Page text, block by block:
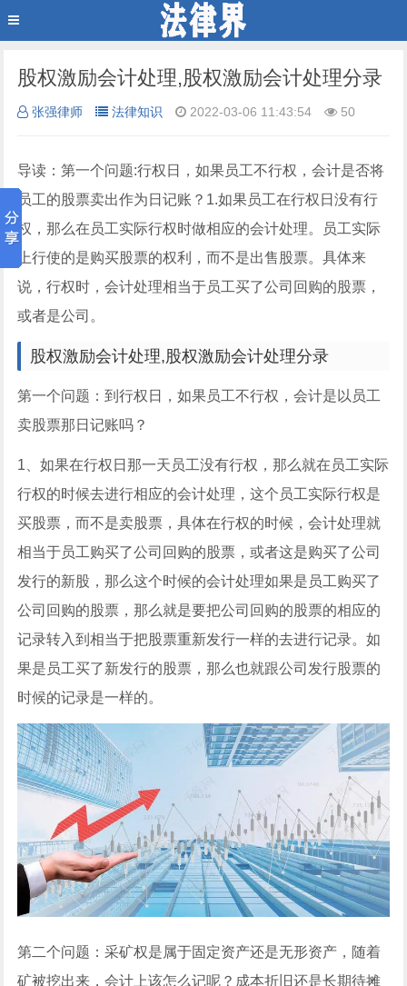
股权激励会计处理,股权激励会计处理分录
张强律师 法律知识 2022-03-06 11:43:54 50
导读：第一个问题:行权日，如果员工不行权，会计是否将
员工的股票卖出作为日记账？1.如果员工在行权日没有行
权，那么在员工实际行权时做相应的会计处理。员工实际
上行使的是购买股票的权利，而不是出售股票。具体来
说，行权时，会计处理相当于员工买了公司回购的股票，
或者是公司。
股权激励会计处理,股权激励会计处理分录
第一个问题：到行权日，如果员工不行权，会计是以员工
卖股票那日记账吗？
1、如果在行权日那一天员工没有行权，那么就在员工实际
行权的时候去进行相应的会计处理，这个员工实际行权是
买股票，而不是卖股票，具体在行权的时候，会计处理就
相当于员工购买了公司回购的股票，或者这是购买了公司
发行的新股，那么这个时候的会计处理如果是员工购买了
公司回购的股票，那么就是要把公司回购的股票的相应的
记录转入到相当于把股票重新发行一样的去进行记录。如
果是员工买了新发行的股票，那么也就跟公司发行股票的
时候的记录是一样的。
第二个问题：采矿权是属于固定资产还是无形资产，随着
矿被挖出来，会计上该怎么记呢？成本折旧还是长期待摊